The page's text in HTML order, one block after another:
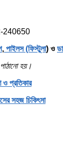
240650
, পাইলস (ফিস্টুলা) ও
পাঠানো হয়।
ও প্রতিকার
সহজ চিকিৎসা